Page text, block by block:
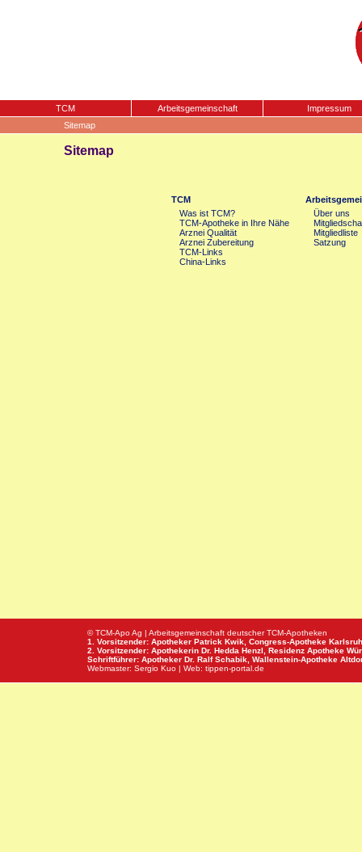
TCM Arbeitsgemeinschaft
Impressum
Sitemap
Sitemap
TCM
Was ist TCM?
TCM-Apotheke in Ihre Nähe
Arznei Qualität
Arznei Zubereitung
TCM-Links
China-Links
Über uns
Mitgliedliste
Satzung
© TCM-Apo Ag | Arbeitsgemeinschaft deutscher TCM-Apotheken
1. Vorsitzender: Apotheker Patrick Kwik, Congress-Apotheke
2. Vorsitzender: Apothekerin Dr. Hedda Henzl, Residenz Apotheke
Schriftführer: Apotheker Dr. Ralf Schabik, Wallenstein-Apotheke
Webmaster: Sergio Kuo | Web: tippen-portal.de